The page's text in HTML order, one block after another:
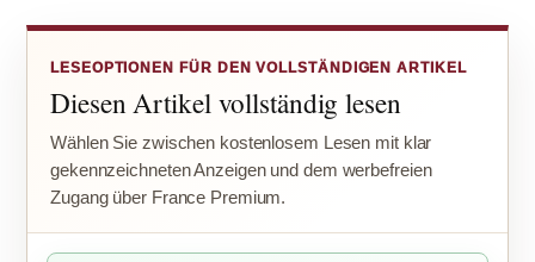
LESEOPTIONEN FÜR DEN VOLLSTÄNDIGEN ARTIKEL
Diesen Artikel vollständig lesen
Wählen Sie zwischen kostenlosem Lesen mit klar
gekennzeichneten Anzeigen und dem werbefreien
Zugang über France Premium.